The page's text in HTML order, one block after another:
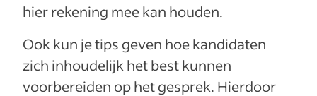
hier rekening mee kan houden.
Ook kun je tips geven hoe kandidaten
zich inhoudelijk het best kunnen
voorbereiden op het gesprek. Hierdoor